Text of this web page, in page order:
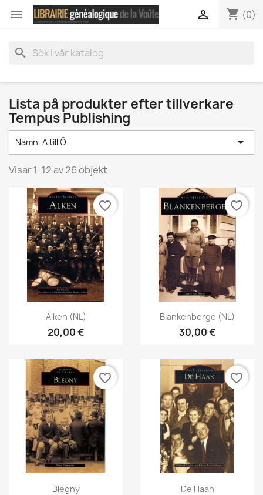
 shopping_cart (0)

search
Lista på produkter efter tillverkare
Tempus Publishing
Namn, A till Ö 
Visar 1-12 av 26 objekt
Snabbvy
Alken (NL)
20,00 €
favorite_border
Snabbvy
Blankenberge (NL)
30,00 €
favorite_border
Snabbvy
Blegny
favorite_border
Snabbvy
De Haan
favorite_border